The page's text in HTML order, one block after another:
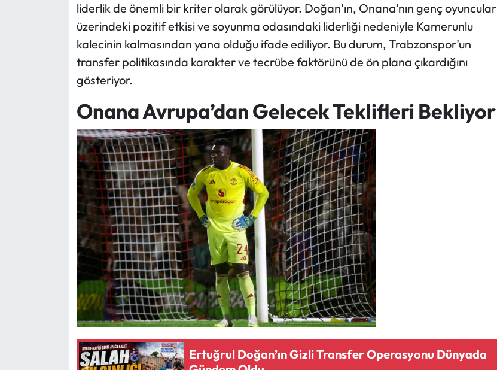
liderlik de önemli bir kriter olarak görülüyor. Doğan’ın, Onana’nın genç oyuncular
üzerindeki pozitif etkisi ve soyunma odasındaki liderliği nedeniyle Kamerunlu
kalecinin kalmasından yana olduğu ifade ediliyor. Bu durum, Trabzonspor’un
transfer politikasında karakter ve tecrübe faktörünü de ön plana çıkardığını
gösteriyor.
Onana Avrupa’dan Gelecek Teklifleri Bekliyor
Ertuğrul Doğan’ın Gizli Transfer Operasyonu Dünyada